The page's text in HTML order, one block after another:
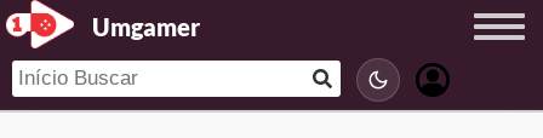
Umgamer